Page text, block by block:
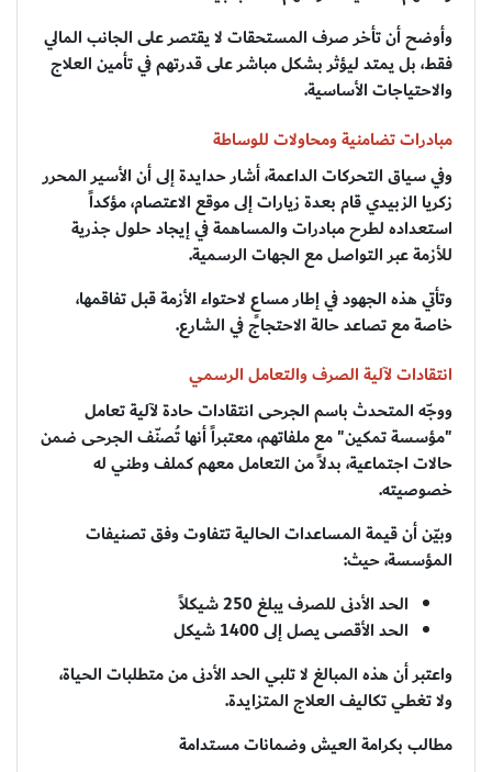
وأوضح أن تأخر صرف المستحقات لا يقتصر على الجانب المالي
فقط، بل يمتد ليؤثر بشكل مباشر على قدرتهم في تأمين العلاج
والاحتياجات الأساسية.
مبادرات تضامنية ومحاولات للوساطة
وفي سياق التحركات الداعمة، أشار حدايدة إلى أن الأسير المحرر
زكريا الزبيدي قام بعدة زيارات إلى موقع الاعتصام، مؤكداً
استعداده لطرح مبادرات والمساهمة في إيجاد حلول جذرية
للأزمة عبر التواصل مع الجهات الرسمية.
وتأتي هذه الجهود في إطار مساعٍ لاحتواء الأزمة قبل تفاقمها،
خاصة مع تصاعد حالة الاحتجاج في الشارع.
انتقادات لآلية الصرف والتعامل الرسمي
ووجّه المتحدث باسم الجرحى انتقادات حادة لآلية تعامل
"مؤسسة تمكين" مع ملفاتهم، معتبراً أنها تُصنّف الجرحى ضمن
حالات اجتماعية، بدلاً من التعامل معهم كملف وطني له
خصوصيته.
وبيّن أن قيمة المساعدات الحالية تتفاوت وفق تصنيفات
المؤسسة، حيث:
الحد الأدنى للصرف يبلغ 250 شيكلاً
الحد الأقصى يصل إلى 1400 شيكل
واعتبر أن هذه المبالغ لا تلبي الحد الأدنى من متطلبات الحياة،
ولا تغطي تكاليف العلاج المتزايدة.
مطالب بكرامة العيش وضمانات مستدامة